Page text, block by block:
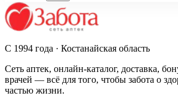
С 1994 года · Костанайская область
Сеть аптек, онлайн-каталог, доставка,
врачей — всё для того, чтобы забота о
частью жизни.